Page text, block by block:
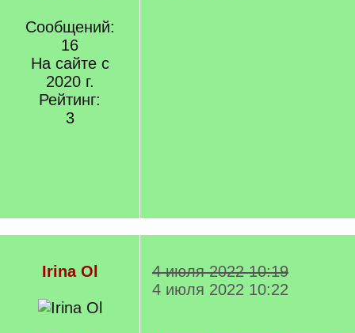
Сообщений:
16
На сайте с
2020 г.
Рейтинг:
3
Irina Ol
4 июля 2022 10:19
4 июля 2022 10:22